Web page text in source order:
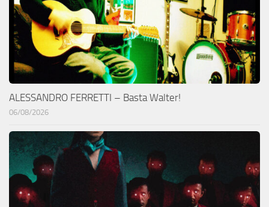
ALESSANDRO FERRETTI – Basta Walter!
06/08/2026